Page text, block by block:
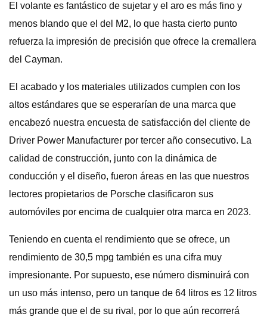
El volante es fantástico de sujetar y el aro es más fino y
menos blando que el del M2, lo que hasta cierto punto
refuerza la impresión de precisión que ofrece la cremallera
del Cayman.
El acabado y los materiales utilizados cumplen con los
altos estándares que se esperarían de una marca que
encabezó nuestra encuesta de satisfacción del cliente de
Driver Power Manufacturer por tercer año consecutivo. La
calidad de construcción, junto con la dinámica de
conducción y el diseño, fueron áreas en las que nuestros
lectores propietarios de Porsche clasificaron sus
automóviles por encima de cualquier otra marca en 2023.
Teniendo en cuenta el rendimiento que se ofrece, un
rendimiento de 30,5 mpg también es una cifra muy
impresionante. Por supuesto, ese número disminuirá con
un uso más intenso, pero un tanque de 64 litros es 12 litros
más grande que el de su rival, por lo que aún recorrerá